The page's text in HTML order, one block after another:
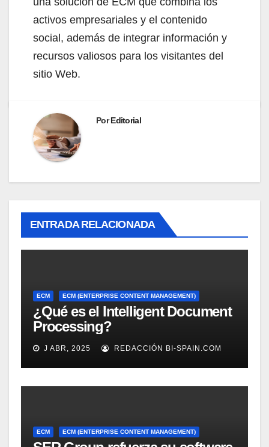
activos empresariales y el contenido
social, además de integrar información y
recursos valiosos para los visitantes del
sitio Web.
PorEditorial
ENTRADA RELACIONADA
ECM ECM (ENTERPRISE CONTENT MANAGEMENT)
¿Qué es el Intelligent Document
Processing?
J ABR, 2025 REDACCIÓN BI-SPAIN.COM
ECM ECM (ENTERPRISE CONTENT MANAGEMENT)